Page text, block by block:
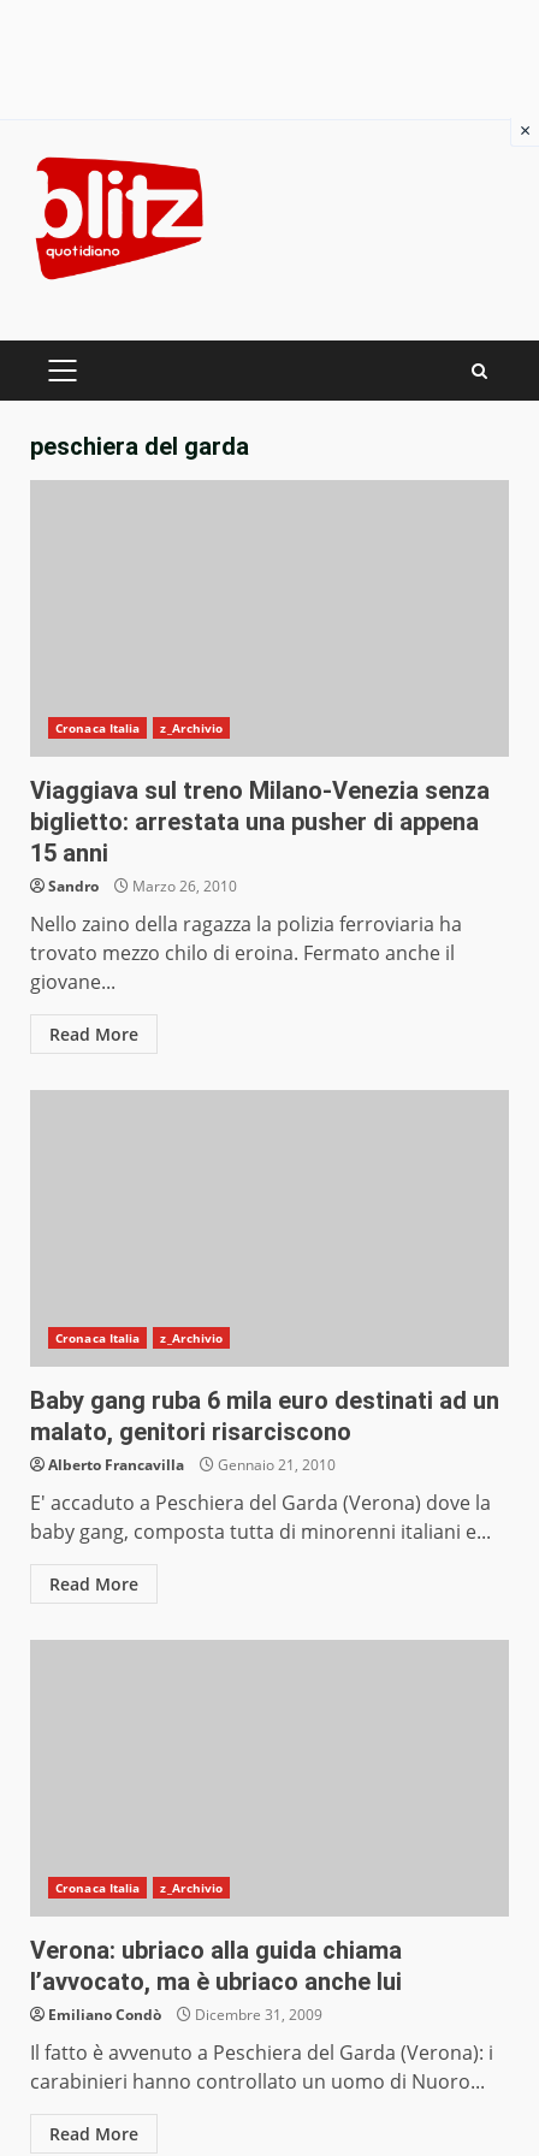
content
PRIMARY
peschiera del garda
Cronaca Italia z_Archivio
Viaggiava sul treno Milano-Venezia senza
biglietto: arrestata una pusher di appena
15 anni
Sandro Marzo 26, 2010
Nello zaino della ragazza la polizia ferroviaria ha
trovato mezzo chilo di eroina. Fermato anche il
giovane...
Read More
Cronaca Italia z_Archivio
Baby gang ruba 6 mila euro destinati ad un
malato, genitori risarciscono
Alberto Francavilla Gennaio 21, 2010
E' accaduto a Peschiera del Garda (Verona) dove la
baby gang, composta tutta di minorenni italiani e...
Read More
Cronaca Italia z_Archivio
Verona: ubriaco alla guida chiama
l’avvocato, ma è ubriaco anche lui
Emiliano Condò Dicembre 31, 2009
Il fatto è avvenuto a Peschiera del Garda (Verona): i
carabinieri hanno controllato un uomo di Nuoro...
Read More
×